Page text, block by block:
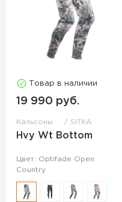
Товар в наличии
19 990 руб.
Кальсоны SITKA
Hvy Wt Bottom
Цвет: Optifade Open
Country